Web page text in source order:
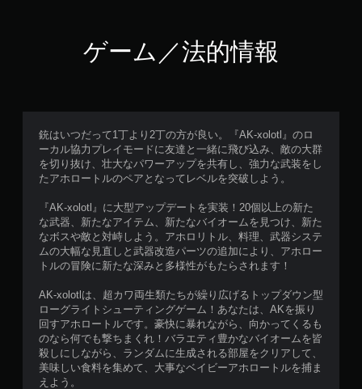
ィ
ッ
ド
バ
ッ
ク
使
わ
ず
に
ゲ
ム
を
プ
レ
イ
で
ゲーム／法的情報
銃はいつだって1丁より2丁の方が良い。『AK-xolotl』のロ
ーカル協力プレイモードに友達と一緒に飛び込み、敵の大群
を切り抜け、壮大なパワーアップを共有し、強力な武装をし
たアホロートルのペアとなってレベルを突破しよう。
『AK-xolotl』に大型アップデートを実装！20個以上の新た
な武器、新たなアイテム、新たなバイオームを見つけ、新た
なボスや敵と対峙しよう。アホロリトル、料理、武器システ
ムの大幅な見直しと武器改造パーツの追加により、アホロー
トルの冒険に新たな深みと多様性がもたらされます！
AK-xolotlは、超カワ両生類たちが繰り広げるトップダウン型
ローグライトシューティングゲーム！あなたは、AKを振り
回すアホロートルです。豪快に暴れながら、向かってくるも
のなら何でも撃ちまくれ！バラエティ豊かなバイオームを皆
殺しにしながら、ランダムに生成される部屋をクリアして、
美味しい食料を集めて、大事なベイビーアホロートルを捕ま
えよう。